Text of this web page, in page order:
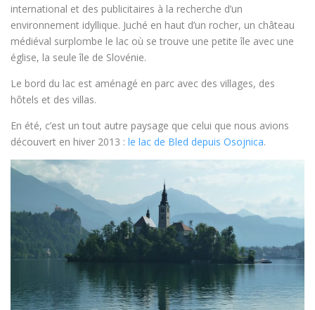
international et des publicitaires à la recherche d’un
environnement idyllique. Juché en haut d’un rocher, un château
médiéval surplombe le lac où se trouve une petite île avec une
église, la seule île de Slovénie.
Le bord du lac est aménagé en parc avec des villages, des
hôtels et des villas.
En été, c’est un tout autre paysage que celui que nous avions
découvert en hiver 2013 : le lac de Bled depuis Osojnica.